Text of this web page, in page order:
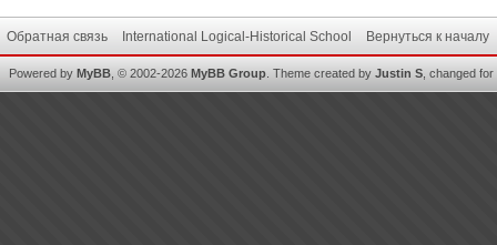
Обратная связь International Logical-Historical School Вернуться к началу
Powered by MyBB , © 2002-2026 MyBB Group Theme created by Justin S , changed